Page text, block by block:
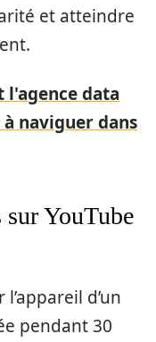
et atteindre
l'agence data
naviguer dans
sur YouTube
d’un
pendant 30